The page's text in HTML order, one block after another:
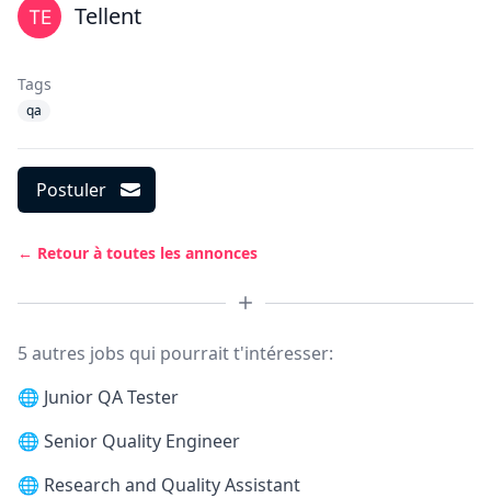
Tellent
Tags
qa
Postuler
← Retour à toutes les annonces
5 autres jobs qui pourrait t'intéresser:
🌐 Junior QA Tester
🌐 Senior Quality Engineer
🌐 Research and Quality Assistant